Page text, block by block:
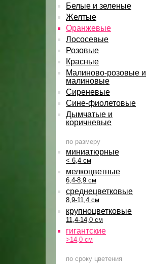
Белые и зеленые
Желтые
Оранжевые
Лососевые
Розовые
Красные
Малиново-розовые и
малиновые
Сиреневые
Сине-фиолетовые
Дымчатые и
коричневые
по размеру
миниатюрные
< 6,4 см
мелкоцветные
6,4-8,9 см
среднецветковые
8,9-11,4 см
крупноцветковые
11,4-14,0 см
гигантские
>14,0 см
по сроку цветения